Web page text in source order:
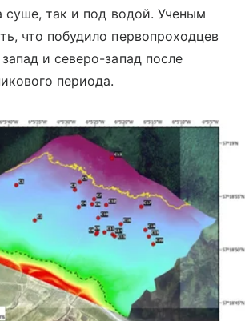
суше, так и под водой. Ученым
что побудило первопроходцев
и северо-запад после
периода.